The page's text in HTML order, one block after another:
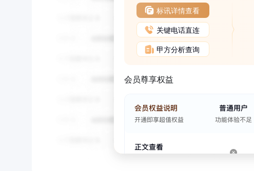
标讯详情查看
关键电话直连
甲方分析查询
会员尊享权益